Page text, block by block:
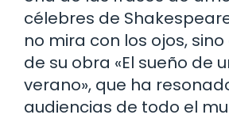
célebres de
no mira con los ojos,
de su obra «El sueño de
verano», que ha
audiencias de todo el